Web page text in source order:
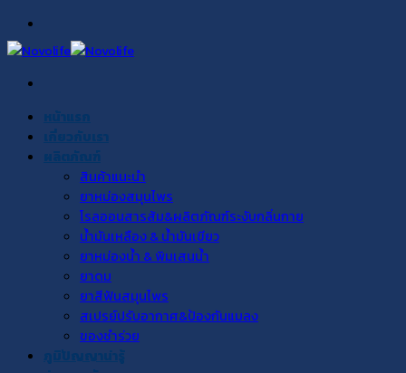
Skip
to
content
หน้าแรก
เกี่ยวกับเรา
ผลิตภัณฑ์
สินค้าแนะนำ
ยาหม่องสมุนไพร
โรลออนสารส้ม&ผลิตภัณฑ์ระงับกลิ่นกาย
น้ำมันเหลือง & น้ำมันเขียว
ยาหม่องน้ำ & พิมเสนน้ำ
ยาดม
ยาสีฟันสมุนไพร
สเปรย์ปรับอากาศ&ป้องกันแมลง
ของชำร่วย
ภูมิปัญญาน่ารู้